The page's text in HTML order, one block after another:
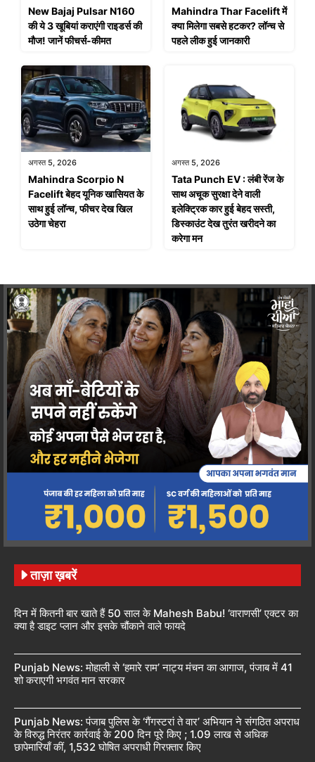
New Bajaj Pulsar N160
की ये 3 खूबियां कराएंगी राइडर्स की
मौज! जानें फीचर्स-कीमत
Mahindra Thar Facelift में
क्या मिलेगा सबसे हटकर? लॉन्च से
पहले लीक हुई जानकारी
अगस्त 5, 2026
Mahindra Scorpio N
Facelift बेहद यूनिक खासियत के
साथ हुई लॉन्च, फीचर देख खिल
उठेगा चेहरा
अगस्त 5, 2026
Tata Punch EV : लंबी रेंज के
साथ अचूक सुरक्षा देने वाली
इलेक्ट्रिक कार हुई बेहद सस्ती,
डिस्काउंट देख तुरंत खरीदने का
करेगा मन
ताज़ा ख़बरें
दिन में कितनी बार खाते हैं 50 साल के Mahesh Babu! ‘वाराणसी’ एक्टर का
क्या है डाइट प्लान और इसके चौंकाने वाले फायदे
Punjab News: मोहाली से ‘हमारे राम’ नाट्य मंचन का आगाज, पंजाब में 41
शो कराएगी भगवंत मान सरकार
Punjab News: पंजाब पुलिस के ‘गैंगस्टरां ते वार’ अभियान ने संगठित अपराध
के विरुद्ध निरंतर कार्रवाई के 200 दिन पूरे किए ; 1.09 लाख से अधिक
छापेमारियाँ कीं, 1,532 घोषित अपराधी गिरफ़्तार किए